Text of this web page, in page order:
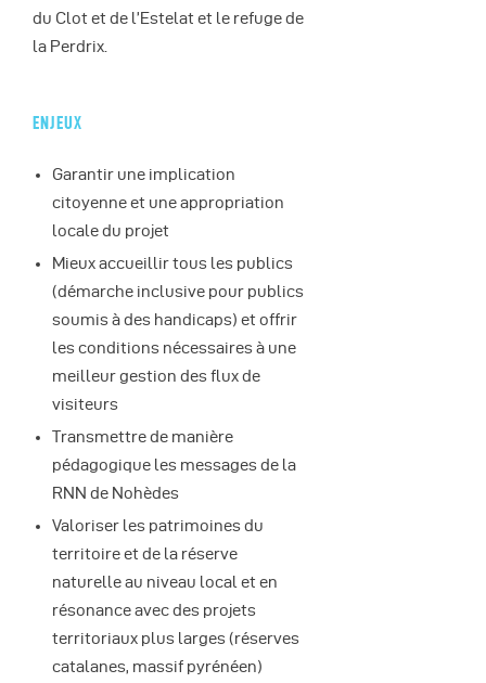
du Clot et de l’Estelat et le refuge de
la Perdrix.
ENJEUX
Garantir une implication
citoyenne et une appropriation
locale du projet
Mieux accueillir tous les publics
(démarche inclusive pour publics
soumis à des handicaps) et offrir
les conditions nécessaires à une
meilleur gestion des flux de
visiteurs
Transmettre de manière
pédagogique les messages de la
RNN de Nohèdes
Valoriser les patrimoines du
territoire et de la réserve
naturelle au niveau local et en
résonance avec des projets
territoriaux plus larges (réserves
catalanes, massif pyrénéen)